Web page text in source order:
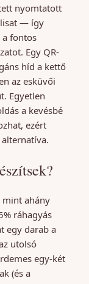
nyomtatott
— így
a fontos
Egy QR-
híd a kettő
az esküvői
Egyetlen
a kevésbé
ezért
mint ahány
ráhagyás
egy darab a
utolsó
egy-két
(és a